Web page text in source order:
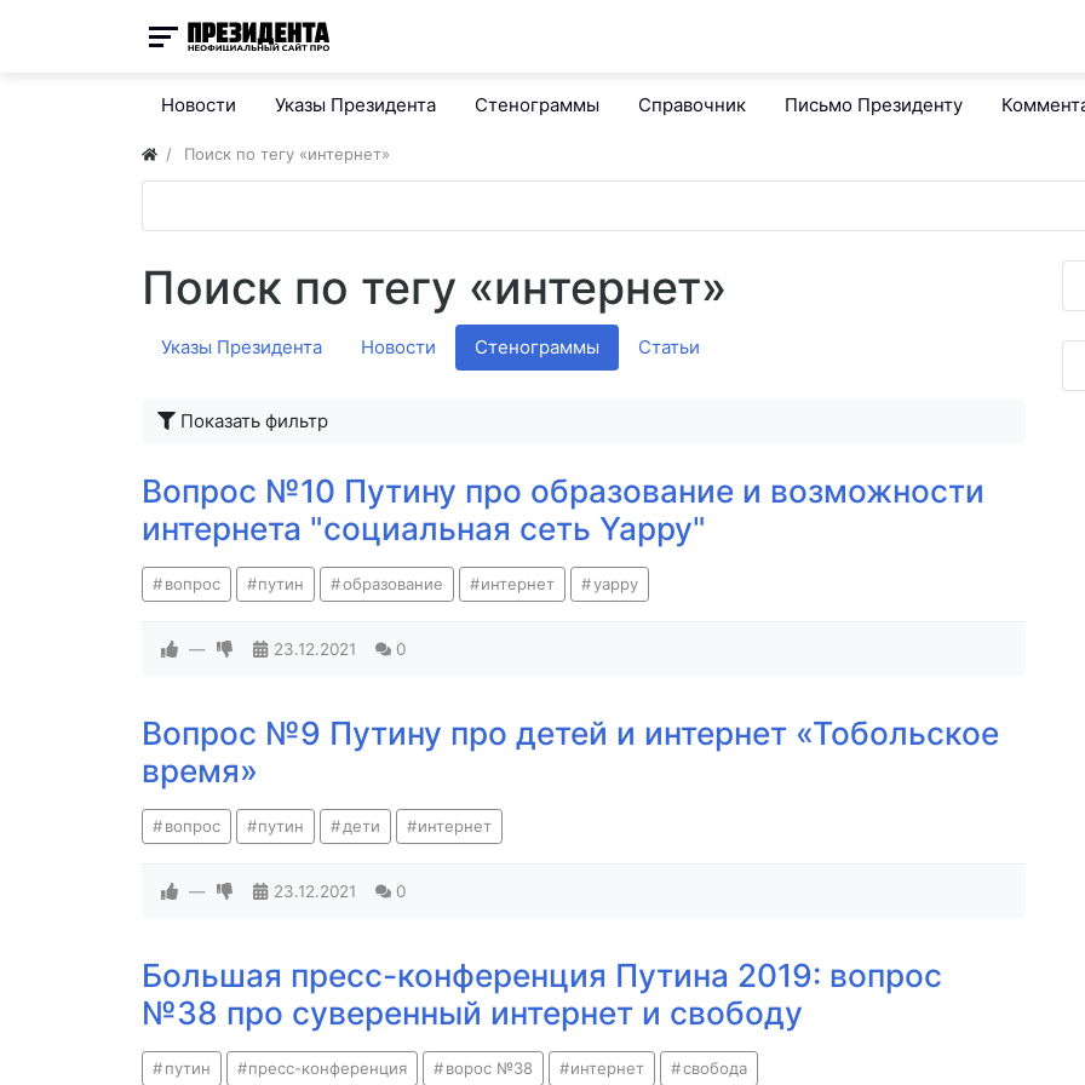
Новости Указы Президента Стенограммы Справочник Письмо Президенту
Поиск по тегу «интернет»
Поиск по тегу «интернет»
Указы Президента Новости Стенограммы Статьи
Показать фильтр
Вопрос №10 Путину про образование и возможности
интернета "социальная сеть Yappy"
вопрос путин образование интернет yappy
— 23.12.2021 0
Вопрос №9 Путину про детей и интернет «Тобольское
время»
вопрос путин дети интернет
— 23.12.2021 0
Большая пресс-конференция Путина 2019: вопрос
№38 про суверенный интернет и свободу
путин пресс-конференция ворос №38 интернет свобода